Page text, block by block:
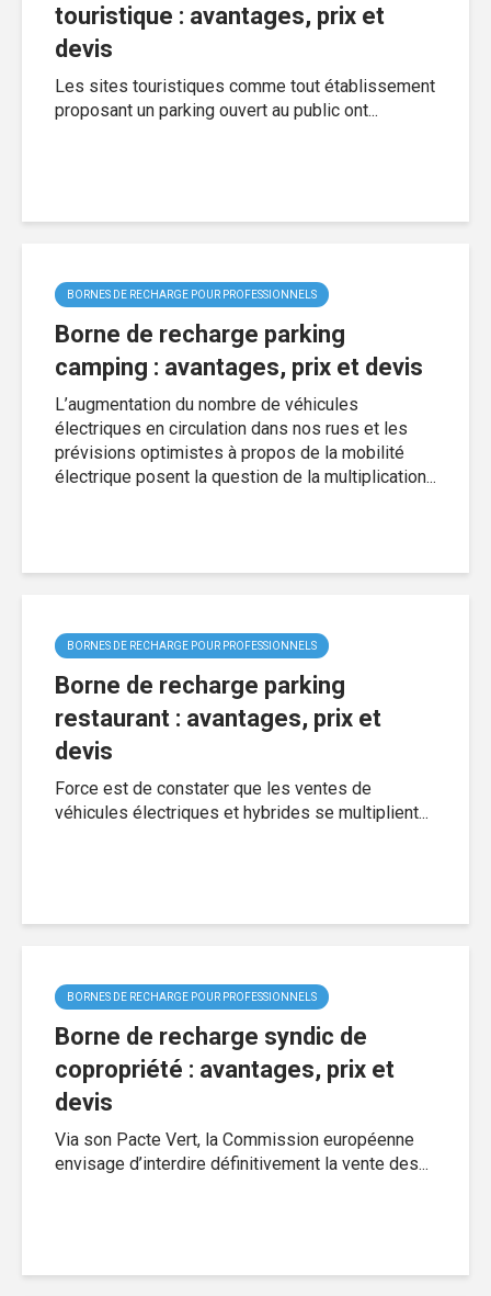
touristique : avantages, prix et
devis
Les sites touristiques comme tout établissement
proposant un parking ouvert au public ont...
BORNES DE RECHARGE POUR PROFESSIONNELS
Borne de recharge parking
camping : avantages, prix et devis
L’augmentation du nombre de véhicules
électriques en circulation dans nos rues et les
prévisions optimistes à propos de la mobilité
électrique posent la question de la multiplication...
BORNES DE RECHARGE POUR PROFESSIONNELS
Borne de recharge parking
restaurant : avantages, prix et
devis
Force est de constater que les ventes de
véhicules électriques et hybrides se multiplient...
BORNES DE RECHARGE POUR PROFESSIONNELS
Borne de recharge syndic de
copropriété : avantages, prix et
devis
Via son Pacte Vert, la Commission européenne
envisage d’interdire définitivement la vente des...